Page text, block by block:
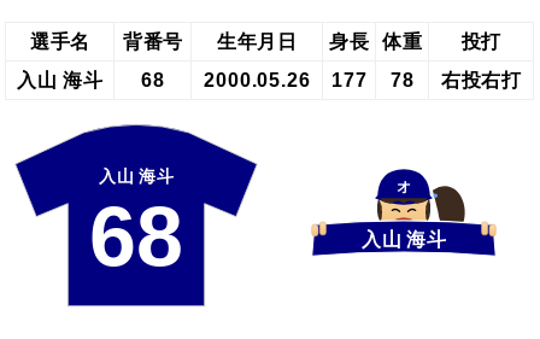
選手名 背番号 生年月日 身長 体重
投打
入山 海斗
68 2000.05.26 177 78 右投右打
入山 海斗
68
オ
入山 海斗